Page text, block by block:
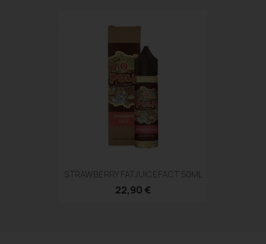
STRAWBERRY FATJUICEFACT 50ML
22,90 €